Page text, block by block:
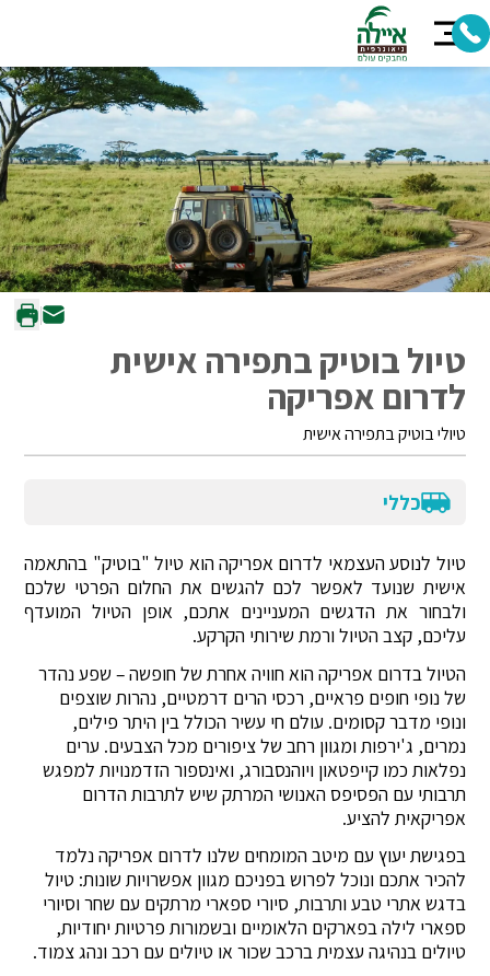
טיול בוטיק בתפירה אישית
לדרום אפריקה
טיולי בוטיק בתפירה אישית
כללי
טיול לנוסע העצמאי לדרום אפריקה הוא טיול "בוטיק" בהתאמה
אישית שנועד לאפשר לכם להגשים את החלום הפרטי שלכם
ולבחור את הדגשים המעניינים אתכם, אופן הטיול המועדף
עליכם, קצב הטיול ורמת שירותי הקרקע.
הטיול בדרום אפריקה הוא חוויה אחרת של חופשה – שפע נהדר
של נופי חופים פראיים, רכסי הרים דרמטיים, נהרות שוצפים
ונופי מדבר קסומים. עולם חי עשיר הכולל בין היתר פילים,
נמרים, ג'ירפות ומגוון רחב של ציפורים מכל הצבעים. ערים
נפלאות כמו קייפטאון ויוהנסבורג, ואינספור הזדמנויות למפגש
תרבותי עם הפסיפס האנושי המרתק שיש לתרבות הדרום
אפריקאית להציע.
בפגישת יעוץ עם מיטב המומחים שלנו לדרום אפריקה נלמד
להכיר אתכם ונוכל לפרוש בפניכם מגוון אפשרויות שונות: טיול
בדגש אתרי טבע ותרבות, סיורי ספארי מרתקים עם שחר וסיורי
ספארי לילה בפארקים הלאומיים ובשמורות פרטיות יחודיות,
טיולים בנהיגה עצמית ברכב שכור או טיולים עם רכב ונהג צמוד.